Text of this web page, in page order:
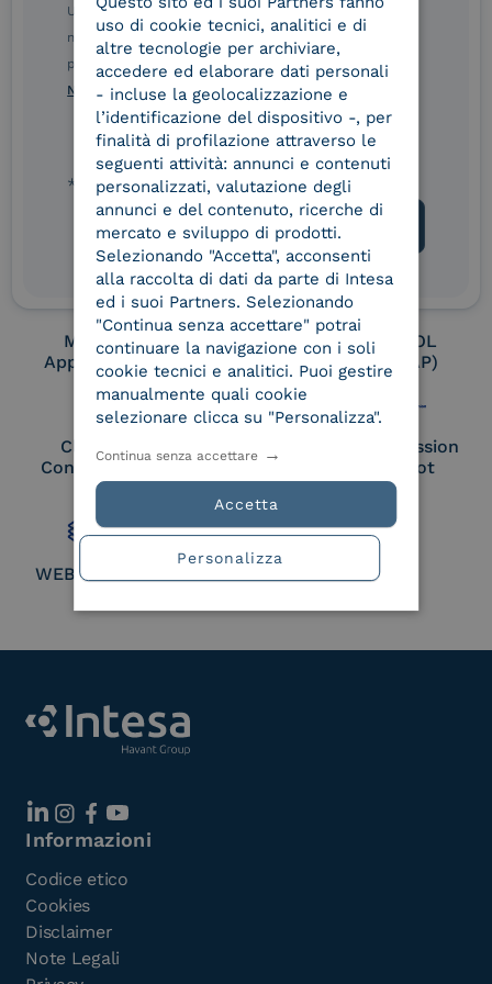
Conservatore
qualificato
UNI EN ISO 37001
UNI EN ISO 9001 UNI EN ISO 27001
UNI EN ISO 27017 UNI EN ISO 27018
Membro Adobe
Approved Trust List
Certified PEPPOL
Access Point (AP)
Cloud Signature
Consortium Member
European Commission
Large Scale Pilot
Member
WEBUILD Consortium
Ulteriori informazioni sulle procedure sono disponibili
nelle Norme di tutela della privacy INTESA. Inoltrando il
presente modulo, dichiaro di aver letto e compreso le
Norme di tutela della privacy INTESA.
* campo obbligatorio
Informazioni
Codice etico
Cookies
Disclaimer
Note Legali
uso di cookie tecnici, analitici e di
altre tecnologie per archiviare,
accedere ed elaborare dati personali
- incluse la geolocalizzazione e
l’identificazione del dispositivo -, per
finalità di profilazione attraverso le
seguenti attività: annunci e contenuti
personalizzati, valutazione degli
annunci e del contenuto, ricerche di
mercato e sviluppo di prodotti.
Selezionando "Accetta", acconsenti
alla raccolta di dati da parte di Intesa
ed i suoi Partners. Selezionando
"Continua senza accettare" potrai
continuare la navigazione con i soli
cookie tecnici e analitici. Puoi gestire
manualmente quali cookie
selezionare clicca su "Personalizza".
Accetta
Continua senza accettare
Personalizza